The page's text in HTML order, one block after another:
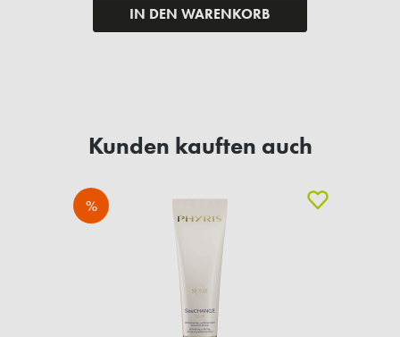
IN DEN WARENKORB
Kunden kauften auch
%